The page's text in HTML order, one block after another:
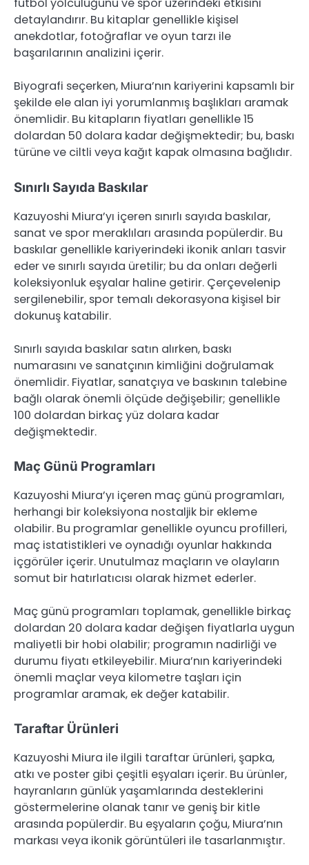
futbol yolculuğunu ve spor üzerindeki etkisini
detaylandırır. Bu kitaplar genellikle kişisel
anekdotlar, fotoğraflar ve oyun tarzı ile
başarılarının analizini içerir.
Biyografi seçerken, Miura’nın kariyerini kapsamlı bir
şekilde ele alan iyi yorumlanmış başlıkları aramak
önemlidir. Bu kitapların fiyatları genellikle 15
dolardan 50 dolara kadar değişmektedir; bu, baskı
türüne ve ciltli veya kağıt kapak olmasına bağlıdır.
Sınırlı Sayıda Baskılar
Kazuyoshi Miura’yı içeren sınırlı sayıda baskılar,
sanat ve spor meraklıları arasında popülerdir. Bu
baskılar genellikle kariyerindeki ikonik anları tasvir
eder ve sınırlı sayıda üretilir; bu da onları değerli
koleksiyonluk eşyalar haline getirir. Çerçevelenip
sergilenebilir, spor temalı dekorasyona kişisel bir
dokunuş katabilir.
Sınırlı sayıda baskılar satın alırken, baskı
numarasını ve sanatçının kimliğini doğrulamak
önemlidir. Fiyatlar, sanatçıya ve baskının talebine
bağlı olarak önemli ölçüde değişebilir; genellikle
100 dolardan birkaç yüz dolara kadar
değişmektedir.
Maç Günü Programları
Kazuyoshi Miura’yı içeren maç günü programları,
herhangi bir koleksiyona nostaljik bir ekleme
olabilir. Bu programlar genellikle oyuncu profilleri,
maç istatistikleri ve oynadığı oyunlar hakkında
içgörüler içerir. Unutulmaz maçların ve olayların
somut bir hatırlatıcısı olarak hizmet ederler.
Maç günü programları toplamak, genellikle birkaç
dolardan 20 dolara kadar değişen fiyatlarla uygun
maliyetli bir hobi olabilir; programın nadirliği ve
durumu fiyatı etkileyebilir. Miura’nın kariyerindeki
önemli maçlar veya kilometre taşları için
programlar aramak, ek değer katabilir.
Taraftar Ürünleri
Kazuyoshi Miura ile ilgili taraftar ürünleri, şapka,
atkı ve poster gibi çeşitli eşyaları içerir. Bu ürünler,
hayranların günlük yaşamlarında desteklerini
göstermelerine olanak tanır ve geniş bir kitle
arasında popülerdir. Bu eşyaların çoğu, Miura’nın
markası veya ikonik görüntüleri ile tasarlanmıştır.